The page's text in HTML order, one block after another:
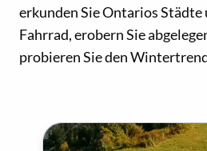
erkunden Sie Ontarios
Fahrrad, erobern Sie
probieren Sie den